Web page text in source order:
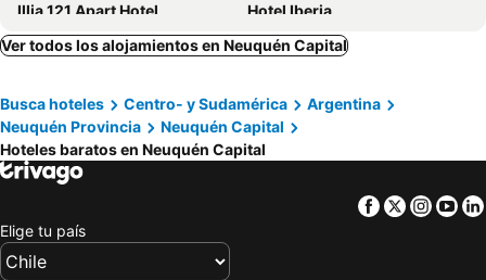
Illia 121 Apart Hotel
Hotel Iberia
Neuquén Tower Hotel
Hotel Crystal
Apart Hotel Rivadavia 815
Amucan
Global Hotel
Hotel W
Hotel El Cortijo
Motel A.C.A. Cipolletti
Hosteria Amparo
Hotel Costa Limay
Ver todos los alojamientos en Neuquén Capital
Busca hoteles Centro- y Sudamérica
Argentina
Neuquén Provincia
Neuquén Capital
Hoteles baratos en Neuquén Capital
Facebook
Twitter
Elige tu país